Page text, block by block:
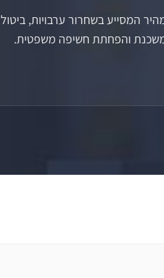
המסייע בשחרור ערבויות, ביטול
והפחתת חשיפה משפטית.